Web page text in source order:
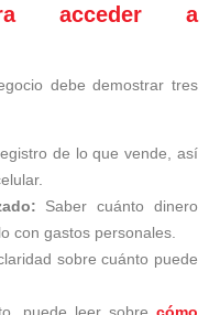
acceder a
debe demostrar tres
de lo que vende, así
Saber cuánto dinero
con gastos personales.
sobre cuánto puede